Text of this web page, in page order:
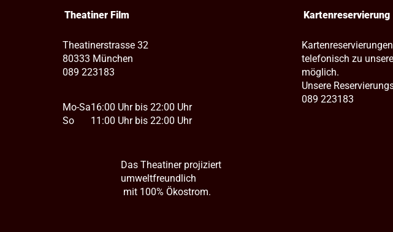
Theatiner Film
Theatinerstrasse 32
80333 München
089 223183
Mo-Sa
So
16:00 Uhr bis 22:00 Uhr
11:00 Uhr bis 22:00 Uhr
Das Theatiner projiziert
umweltfreundlich
mit 100% Ökostrom.
Kartenreservierung
telefonisch zu
möglich.
Unsere
089 223183